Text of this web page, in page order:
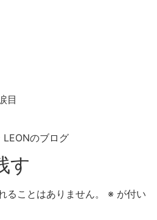
目
のブログ
す
ることはありません。 ※ が付い